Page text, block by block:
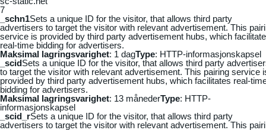
7
_schn1Sets a unique ID for the visitor, that allows third party
advertisers to target the visitor with relevant advertisement. This
service is provided by third party advertisement hubs, which
real-time bidding for advertisers.
Maksimal lagringsvarighet: 1 dagType: HTTP-informasjonskapsel
_scidSets a unique ID for the visitor, that allows third party
to target the visitor with relevant advertisement. This pairing service
provided by third party advertisement hubs, which facilitates real-
bidding for advertisers.
Maksimal lagringsvarighet: 13 månederType: HTTP-
informasjonskapsel
_scid_rSets a unique ID for the visitor, that allows third party
advertisers to target the visitor with relevant advertisement. This